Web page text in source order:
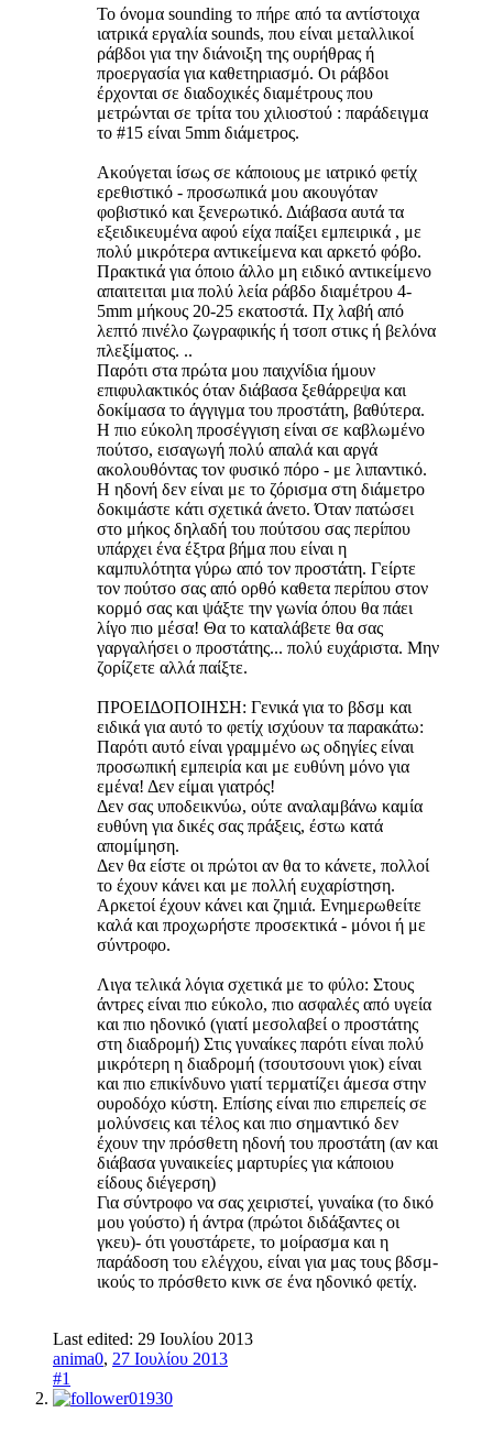
Το όνομα sounding το πήρε από τα αντίστοιχα
ιατρικά εργαλία sounds, που είναι μεταλλικοί
ράβδοι για την διάνοιξη της ουρήθρας ή
προεργασία για καθετηριασμό. Οι ράβδοι
έρχονται σε διαδοχικές διαμέτρους που
μετρώνται σε τρίτα του χιλιοστού : παράδειγμα
το #15 είναι 5mm διάμετρος.
Ακούγεται ίσως σε κάποιους με ιατρικό φετίχ
ερεθιστικό - προσωπικά μου ακουγόταν
φοβιστικό και ξενερωτικό. Διάβασα αυτά τα
εξειδικευμένα αφού είχα παίξει εμπειρικά , με
πολύ μικρότερα αντικείμενα και αρκετό φόβο.
Πρακτικά για όποιο άλλο μη ειδικό αντικείμενο
απαιτειται μια πολύ λεία ράβδο διαμέτρου 4-
5mm μήκους 20-25 εκατοστά. Πχ λαβή από
λεπτό πινέλο ζωγραφικής ή τσοπ στικς ή βελόνα
πλεξίματος. ..
Παρότι στα πρώτα μου παιχνίδια ήμουν
επιφυλακτικός όταν διάβασα ξεθάρρεψα και
δοκίμασα το άγγιγμα του προστάτη, βαθύτερα.
Η πιο εύκολη προσέγγιση είναι σε καβλωμένο
πούτσο, εισαγωγή πολύ απαλά και αργά
ακολουθόντας τον φυσικό πόρο - με λιπαντικό.
Η ηδονή δεν είναι με το ζόρισμα στη διάμετρο
δοκιμάστε κάτι σχετικά άνετο. Όταν πατώσει
στο μήκος δηλαδή του πούτσου σας περίπου
υπάρχει ένα έξτρα βήμα που είναι η
καμπυλότητα γύρω από τον προστάτη. Γείρτε
τον πούτσο σας από ορθό καθετα περίπου στον
κορμό σας και ψάξτε την γωνία όπου θα πάει
λίγο πιο μέσα! Θα το καταλάβετε θα σας
γαργαλήσει ο προστάτης... πολύ ευχάριστα. Μην
ζορίζετε αλλά παίξτε.
ΠΡΟΕΙΔΟΠΟΙΗΣΗ: Γενικά για το βδσμ και
ειδικά για αυτό το φετίχ ισχύουν τα παρακάτω:
Παρότι αυτό είναι γραμμένο ως οδηγίες είναι
προσωπική εμπειρία και με ευθύνη μόνο για
εμένα! Δεν είμαι γιατρός!
Δεν σας υποδεικνύω, ούτε αναλαμβάνω καμία
ευθύνη για δικές σας πράξεις, έστω κατά
απομίμηση.
Δεν θα είστε οι πρώτοι αν θα το κάνετε, πολλοί
το έχουν κάνει και με πολλή ευχαρίστηση.
Αρκετοί έχουν κάνει και ζημιά. Ενημερωθείτε
καλά και προχωρήστε προσεκτικά - μόνοι ή με
σύντροφο.
Λιγα τελικά λόγια σχετικά με το φύλο: Στους
άντρες είναι πιο εύκολο, πιο ασφαλές από υγεία
και πιο ηδονικό (γιατί μεσολαβεί ο προστάτης
στη διαδρομή) Στις γυναίκες παρότι είναι πολύ
μικρότερη η διαδρομή (τσουτσουνι γιοκ) είναι
και πιο επικίνδυνο γιατί τερματίζει άμεσα στην
ουροδόχο κύστη. Επίσης είναι πιο επιρεπείς σε
μολύνσεις και τέλος και πιο σημαντικό δεν
έχουν την πρόσθετη ηδονή του προστάτη (αν και
διάβασα γυναικείες μαρτυρίες για κάποιου
είδους διέγερση)
Για σύντροφο να σας χειριστεί, γυναίκα (το δικό
μου γούστο) ή άντρα (πρώτοι διδάξαντες οι
γκευ)- ότι γουστάρετε, το μοίρασμα και η
παράδοση του ελέγχου, είναι για μας τους βδσμ-
ικούς το πρόσθετο κινκ σε ένα ηδονικό φετίχ.
Last edited: 29 Ιουλίου 2013
anima0, 27 Ιουλίου 2013
#1